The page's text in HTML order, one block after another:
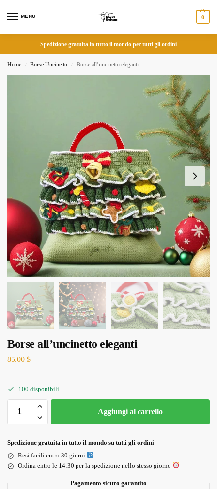
MENU 0
Spedizione gratuita in tutto il mondo per tutti gli ordini
Home / Borse Uncinetto / Borse all’uncinetto eleganti
Borse all’uncinetto eleganti
85.00 $
100 disponibili
Aggiungi al carrello
Spedizione gratuita in tutto il mondo su tutti gli ordini
Resi facili entro 30 giorni
Ordina entro le 14:30 per la spedizione nello stesso giorno
Pagamento sicuro garantito